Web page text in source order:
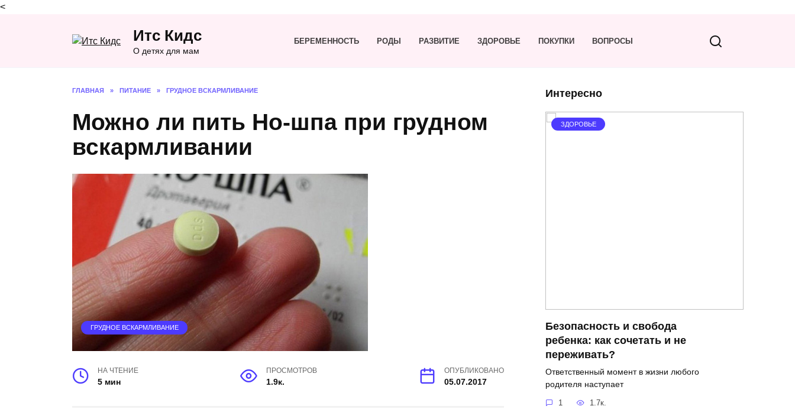
<
Итс Кидс
О детях для мам
БЕРЕМЕННОСТЬ РОДЫ РАЗВИТИЕ ЗДОРОВЬЕ ПОКУПКИ ВОПРОСЫ
ГЛАВНАЯ » ПИТАНИЕ » ГРУДНОЕ ВСКАРМЛИВАНИЕ
Можно ли пить Но-шпа при грудном
вскармливании
ГРУДНОЕ ВСКАРМЛИВАНИЕ
НА ЧТЕНИЕ
5 мин
ПРОСМОТРОВ
1.9к.
ОПУБЛИКОВАНО
05.07.2017
Интересно
ЗДОРОВЬЕ
Безопасность и свобода
ребенка: как сочетать и не
переживать?
Ответственный момент в жизни любого
родителя наступает
1 1.7к.